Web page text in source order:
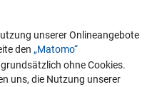
mit Behinderungen
unserer Onlineangebote
den „Matomo“
ohne Cookies.
uns, die Nutzung unserer